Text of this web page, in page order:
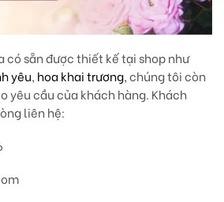
có sẵn được thiết kế tại shop như
yêu, hoa khai trương, chúng tôi còn
yêu cầu của khách hàng. Khách
liên hệ: